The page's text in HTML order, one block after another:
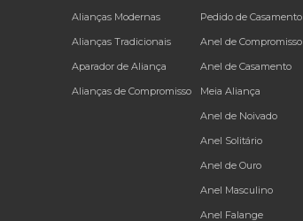
Alianças Modernas
Alianças Tradicionais
Aparador de Aliança
Alianças de Compromisso
Pedido de Casamento
Anel de Compromisso
Anel de Casamento
Meia Aliança
Anel de Noivado
Anel Solitário
Anel de Ouro
Anel Masculino
Anel Falange